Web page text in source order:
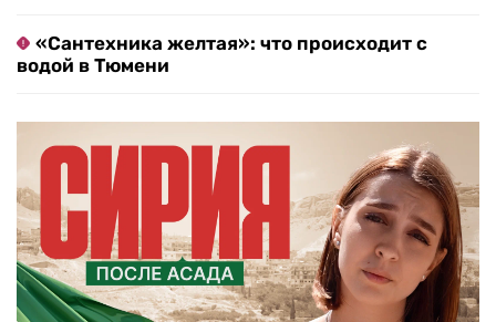
«Сантехника желтая»: что происходит с
водой в Тюмени